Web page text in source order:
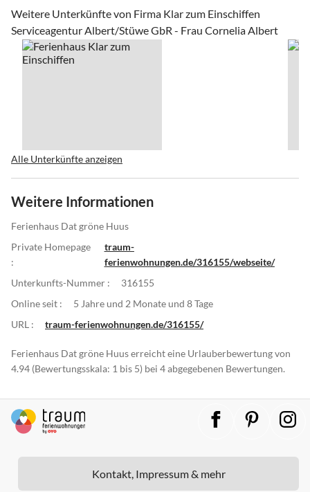
Weitere Unterkünfte von Firma Klar zum Einschiffen
Serviceagentur Albert/Stüwe GbR - Frau Cornelia Albert
Alle Unterkünfte anzeigen
Weitere Informationen
Ferienhaus Dat gröne Huus
Private Homepage
:
traum-
ferienwohnungen.de/316155/webseite/
Unterkunfts-Nummer :
316155
Online seit :
5 Jahre und 2 Monate und 8 Tage
URL :
traum-ferienwohnungen.de/316155/
Ferienhaus Dat gröne Huus erreicht eine Urlauberbewertung von
4.94 (Bewertungsskala: 1 bis 5) bei 4 abgegebenen Bewertungen.
Kontakt, Impressum & mehr